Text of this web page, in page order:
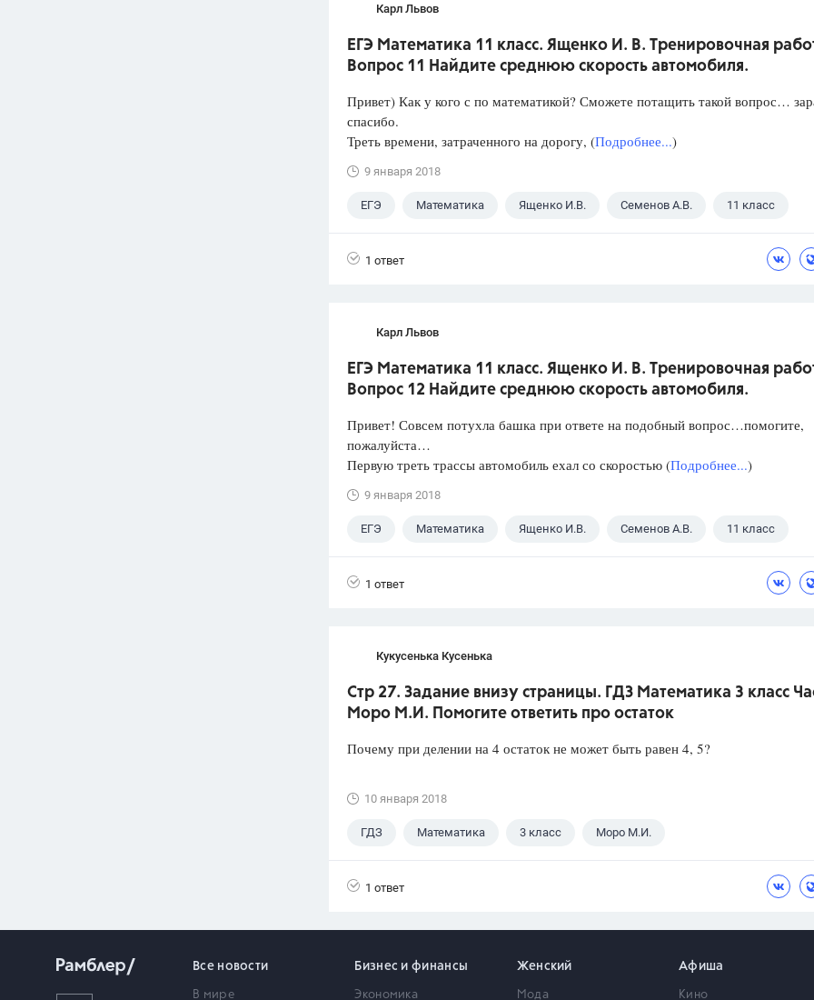
Карл Львов
ЕГЭ Математика 11 класс. Ященко И. В. Тренировочная
Вопрос 11 Найдите среднюю скорость автомобиля.
Привет) Как у кого с по математикой? Сможете потащить такой вопрос…
спасибо.
Треть времени, затраченного на дорогу, (Подробнее...)
9 января 2018
ЕГЭ Математика Ященко И.В. Семенов А.В. 11 класс
1 ответ
Карл Львов
ЕГЭ Математика 11 класс. Ященко И. В. Тренировочная
Вопрос 12 Найдите среднюю скорость автомобиля.
Привет! Совсем потухла башка при ответе на подобный вопрос…помогите,
пожалуйста…
Первую треть трассы автомобиль ехал со скоростью (Подробнее...)
9 января 2018
ЕГЭ Математика Ященко И.В. Семенов А.В. 11 класс
1 ответ
Кукусенька Кусенька
Стр 27. Задание внизу страницы. ГДЗ Математика 3 класс
Моро М.И. Помогите ответить про остаток
Почему при делении на 4 остаток не может быть равен 4, 5?
10 января 2018
ГДЗ Математика 3 класс Моро М.И.
1 ответ
Все новости
В мире
Бизнес и финансы
Экономика
Женский
Мода
Афиша
Кино